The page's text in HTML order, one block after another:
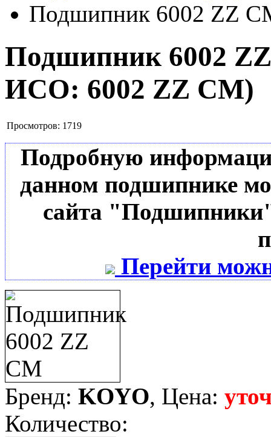
Подшипник 6002 ZZ
Подшипник 6002
ИСО: 6002 ZZ CM)
Просмотров: 1719
Подробную
данном подшипнике
сайта
Перейти
Бренд: KOYO, Цена:
Количество: